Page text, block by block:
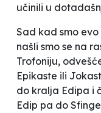
učinili u
Sad kad smo
našli smo se na
Trofoniju,
Epikaste ili
do kralja Edipa i
Edip pa do